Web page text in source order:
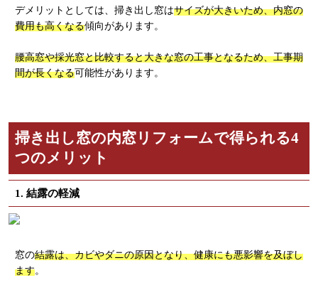
デメリットとしては、掃き出し窓はサイズが大きいため、内窓の
費用も高くなる傾向があります。
腰高窓や採光窓と比較すると大きな窓の工事となるため、工事期
間が長くなる可能性があります。
掃き出し窓の内窓リフォームで得られる4
つのメリット
1. 結露の軽減
窓の結露は、カビやダニの原因となり、健康にも悪影響を及ぼし
ます。